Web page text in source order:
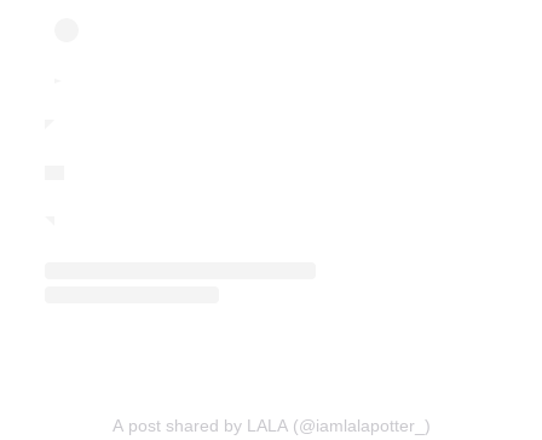
A post shared by LALA (@iamlalapotter_)